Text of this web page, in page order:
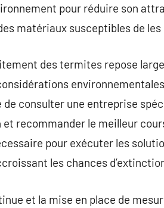
pour réduire son
matériaux susceptibles de
des termites repose
consulter une entreprise
recommander le meilleur
pour exécuter les
les chances
et la mise en place de